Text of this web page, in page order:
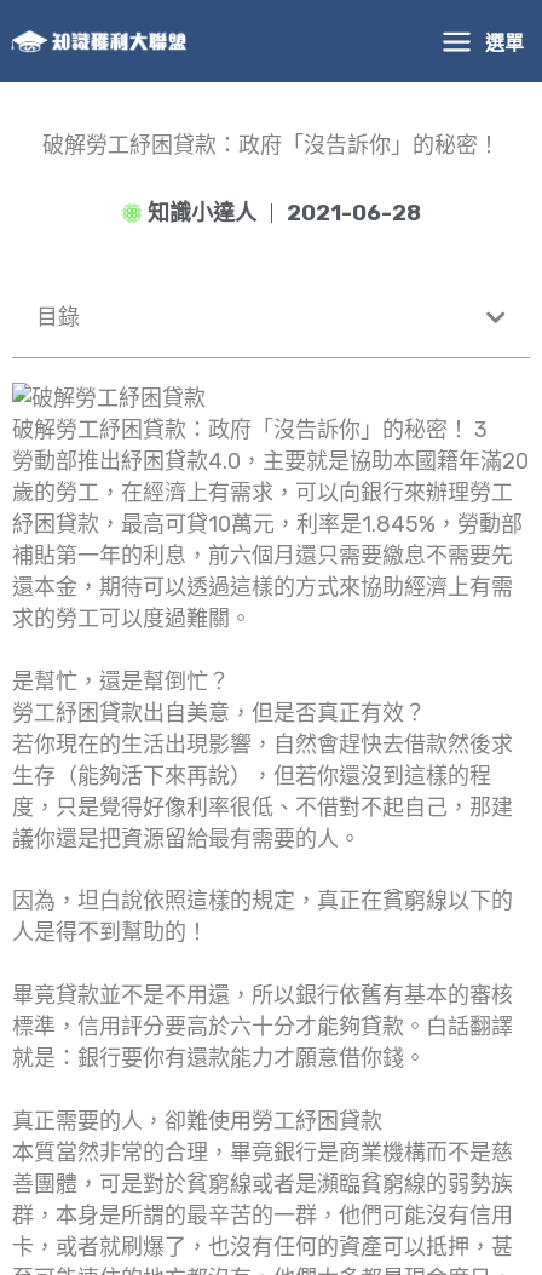
至
主
選單
破解勞工紓困貸款：政府「沒告訴你」的秘密！
知識小達人 2021-06-28
目錄
破解勞工紓困貸款：政府「沒告訴你」的秘密！ 3
勞動部推出紓困貸款4.0，主要就是協助本國籍年滿20
歲的勞工，在經濟上有需求，可以向銀行來辦理勞工
紓困貸款，最高可貸10萬元，利率是1.845%，勞動部
補貼第一年的利息，前六個月還只需要繳息不需要先
還本金，期待可以透過這樣的方式來協助經濟上有需
求的勞工可以度過難關。
是幫忙，還是幫倒忙？
勞工紓困貸款出自美意，但是否真正有效？
若你現在的生活出現影響，自然會趕快去借款然後求
生存（能夠活下來再說），但若你還沒到這樣的程
度，只是覺得好像利率很低、不借對不起自己，那建
議你還是把資源留給最有需要的人。
因為，坦白說依照這樣的規定，真正在貧窮線以下的
人是得不到幫助的！
畢竟貸款並不是不用還，所以銀行依舊有基本的審核
標準，信用評分要高於六十分才能夠貸款。白話翻譯
就是：銀行要你有還款能力才願意借你錢。
真正需要的人，卻難使用勞工紓困貸款
本質當然非常的合理，畢竟銀行是商業機構而不是慈
善團體，可是對於貧窮線或者是瀕臨貧窮線的弱勢族
群，本身是所謂的最辛苦的一群，他們可能沒有信用
卡，或者就刷爆了，也沒有任何的資產可以抵押，甚